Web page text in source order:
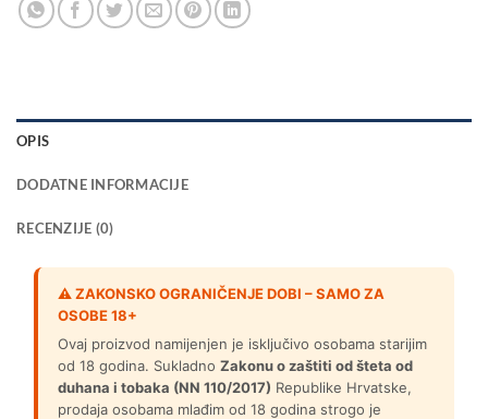
OPIS
DODATNE INFORMACIJE
RECENZIJE (0)
⚠️ ZAKONSKO OGRANIČENJE DOBI – SAMO ZA
OSOBE 18+
Ovaj proizvod namijenjen je isključivo osobama starijim
od 18 godina. Sukladno Zakonu o zaštiti od šteta od
duhana i tobaka (NN 110/2017) Republike Hrvatske,
prodaja osobama mlađim od 18 godina strogo je